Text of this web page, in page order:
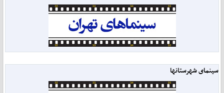
سینمای شهرستانها